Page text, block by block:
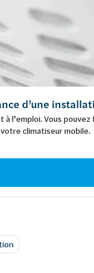
d’une
l’emploi. Vous
climatiseur mobile.